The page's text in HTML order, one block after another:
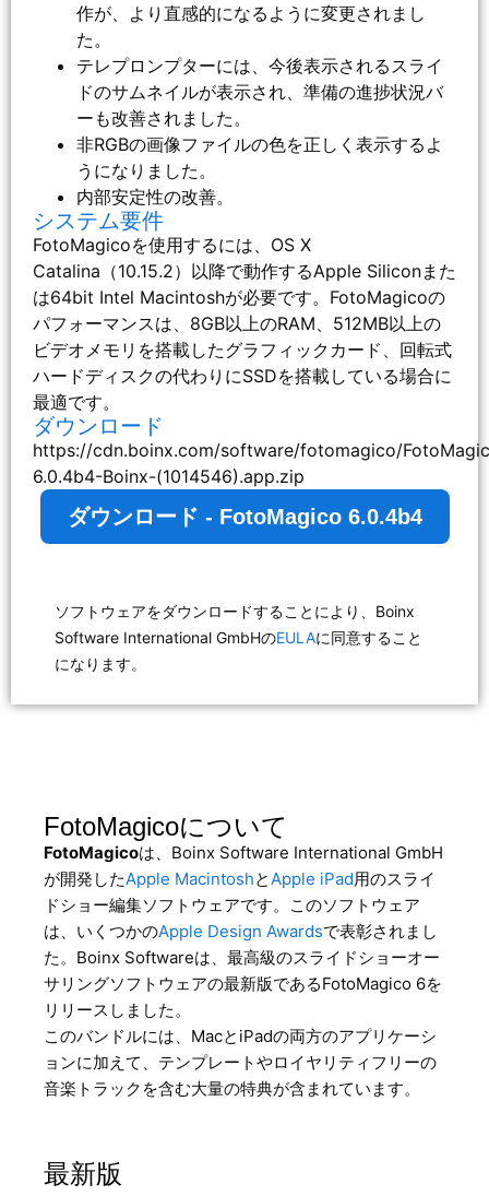
作が、より直感的になるように変更されまし
た。
テレプロンプターには、今後表示されるスライ
ドのサムネイルが表示され、準備の進捗状況バ
ーも改善されました。
非RGBの画像ファイルの色を正しく表示するよ
うになりました。
内部安定性の改善。
システム要件
FotoMagicoを使用するには、OS X
Catalina（10.15.2）以降で動作するApple Siliconまた
は64bit Intel Macintoshが必要です。FotoMagicoの
パフォーマンスは、8GB以上のRAM、512MB以上の
ビデオメモリを搭載したグラフィックカード、回転式
ハードディスクの代わりにSSDを搭載している場合に
最適です。
ダウンロード
https://cdn.boinx.com/software/fotomagico/
6.0.4b4-Boinx-(1014546).app.zip
ダウンロード - FotoMagico 6.0.4b4
ソフトウェアをダウンロードすることにより、Boinx
Software International GmbHのEULAに同意すること
になります。
FotoMagicoについて
FotoMagicoは、Boinx Software International GmbH
が開発したApple Macintoshと Apple iPad用のスライ
ドショー編集ソフトウェアです。このソフトウェア
は、いくつかのApple Design Awardsで表彰されまし
た。Boinx Softwareは、最高級のスライドショーオー
サリングソフトウェアの最新版であるFotoMagico 6を
リリースしました。
このバンドルには、MacとiPadの両方のアプリケーシ
ョンに加えて、テンプレートやロイヤリティフリーの
音楽トラックを含む大量の特典が含まれています。
最新版